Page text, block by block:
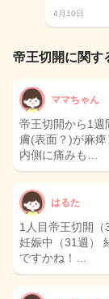
4月10日
帝王切開に関す
ママちゃん
帝王切開から1週
膚(表面？)が麻
内側に痛みも…
はるた
1人目帝王切開（
妊娠中（31週）
ですかね！…